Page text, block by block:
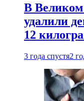
В Великом
удалили
12
3 года спустя2